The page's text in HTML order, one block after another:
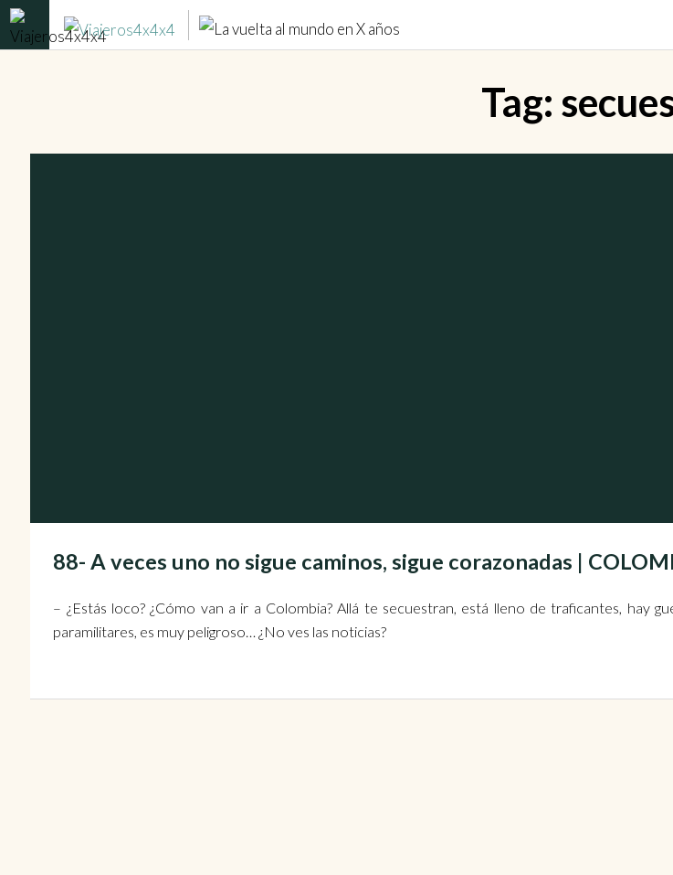
Tag:
88- A veces uno no sigue caminos, sigue corazonadas |
– ¿Estás loco? ¿Cómo van a ir a Colombia? Allá te secuestran, está lleno de traficantes, hay
paramilitares, es muy peligroso… ¿No ves las noticias?